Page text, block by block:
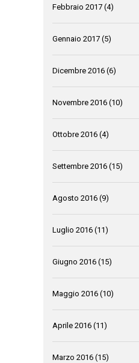
Febbraio 2017 (4)
Gennaio 2017 (5)
Dicembre 2016 (6)
Novembre 2016 (10)
Ottobre 2016 (4)
Settembre 2016 (15)
Agosto 2016 (9)
Luglio 2016 (11)
Giugno 2016 (15)
Maggio 2016 (10)
Aprile 2016 (11)
Marzo 2016 (15)